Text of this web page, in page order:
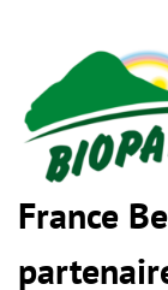
France